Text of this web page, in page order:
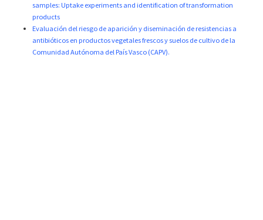
samples: Uptake experiments and identification of transformation
products
Evaluación del riesgo de aparición y diseminación de resistencias a
antibióticos en productos vegetales frescos y suelos de cultivo de la
Comunidad Autónoma del País Vasco (CAPV).